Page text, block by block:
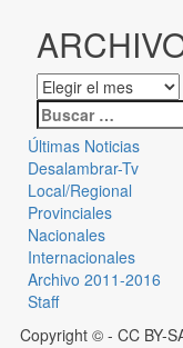
Últimas Noticias
Desalambrar-Tv
Local/Regional
Provinciales
Nacionales
Internacionales
Archivo 2011-2016
Staff
Copyright © - CC BY-